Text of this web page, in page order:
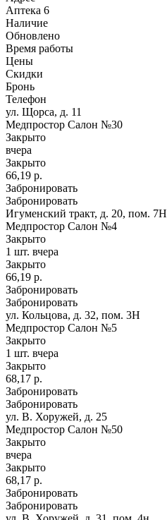
Аптека 6
Наличие
Обновлено
Время работы
Цены
Скидки
Бронь
Телефон
ул. Щорса, д. 11
Медпростор Салон №30
Закрыто
вчера
Закрыто
66,19 р.
Забронировать
Забронировать
Игуменский тракт, д. 20, пом. 7Н
Медпростор Салон №4
Закрыто
1 шт. вчера
Закрыто
66,19 р.
Забронировать
Забронировать
ул. Кольцова, д. 32, пом. 3Н
Медпростор Салон №5
Закрыто
1 шт. вчера
Закрыто
68,17 р.
Забронировать
Забронировать
ул. В. Хоружей, д. 25
Медпростор Салон №50
Закрыто
вчера
Закрыто
68,17 р.
Забронировать
Забронировать